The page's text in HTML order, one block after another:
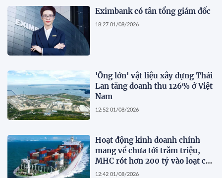
Eximbank có tân tổng giám đốc
18:27 01/08/2026
'Ông lớn' vật liệu xây dựng Thái
Lan tăng doanh thu 126% ở Việt
Nam
12:52 01/08/2026
Hoạt động kinh doanh chính
mang về chưa tới trăm triệu,
MHC rót hơn 200 tỷ vào loạt cổ
phiếu 'họ' Gelex
12:42 01/08/2026